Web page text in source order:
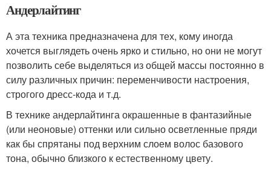
Андерлайтинг
А эта техника предназначена для тех, кому иногда
хочется выглядеть очень ярко и стильно, но они не могут
позволить себе выделяться из общей массы постоянно в
силу различных причин: переменчивости настроения,
строгого дресс-кода и т.д.
В технике андерлайтинга окрашенные в фантазийные
(или неоновые) оттенки или сильно осветленные пряди
как бы спрятаны под верхним слоем волос базового
тона, обычно близкого к естественному цвету.